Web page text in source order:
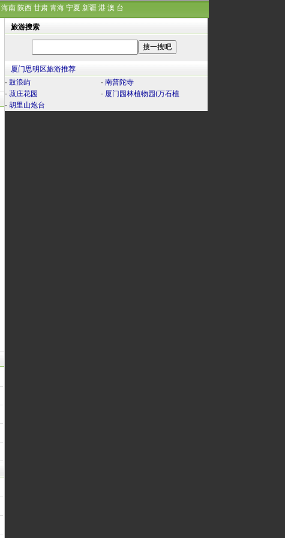
海南 陕西 甘肃 青海 宁夏 新疆 港 澳 台
旅游搜索
厦门思明区旅游推荐
· 鼓浪屿 · 南普陀寺
· 菽庄花园 · 厦门园林植物园(万石植
· 胡里山炮台